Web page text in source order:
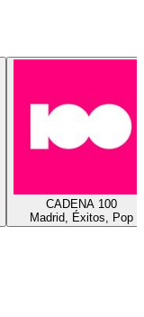
CADENA 100
Madrid, Éxitos, Pop